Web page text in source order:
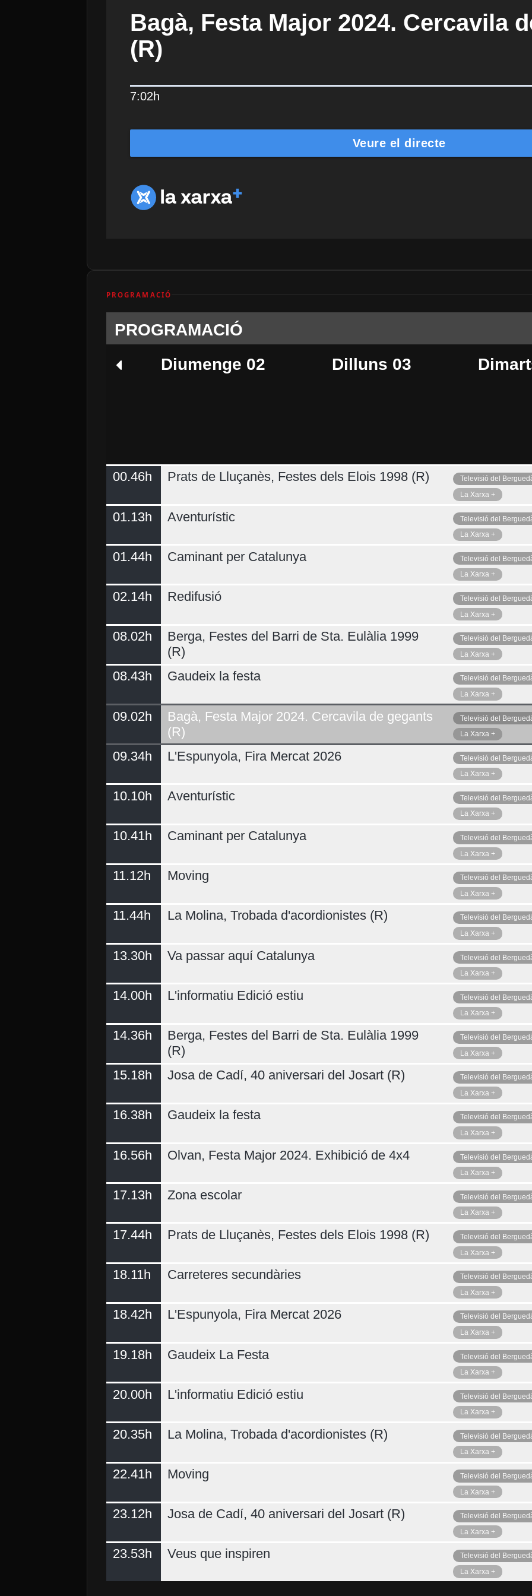
Bagà, Festa Major 2024. Cercavila
(R)
7:02h
Veure el directe
PROGRAMACIÓ
PROGRAMACIÓ
Diumenge 02
Dilluns 03
Dimecres 05 Dijous 06 Ahir
Demà
00.46h Prats de Lluçanès, Festes dels Elois 1998 (R)
Televisió del
La Xarxa +
01.13h Aventurístic
Televisió del
La Xarxa +
01.44h Caminant per Catalunya
Televisió del
La Xarxa +
02.14h Redifusió
Televisió del
La Xarxa +
08.02h
Berga, Festes del Barri de Sta. Eulàlia 1999
(R)
Televisió del
La Xarxa +
08.43h Gaudeix la festa
Televisió del
La Xarxa +
09.02h
Bagà, Festa Major 2024. Cercavila de gegants
(R)
Televisió del
La Xarxa +
09.34h L'Espunyola, Fira Mercat 2026
Televisió del
La Xarxa +
10.10h Aventurístic
Televisió del
La Xarxa +
10.41h Caminant per Catalunya
Televisió del
La Xarxa +
11.12h Moving
Televisió del
La Xarxa +
11.44h La Molina, Trobada d'acordionistes (R)
Televisió del
La Xarxa +
13.30h Va passar aquí Catalunya
Televisió del
La Xarxa +
14.00h L'informatiu Edició estiu
Televisió del
La Xarxa +
14.36h
Berga, Festes del Barri de Sta. Eulàlia 1999
(R)
Televisió del
La Xarxa +
15.18h Josa de Cadí, 40 aniversari del Josart (R)
Televisió del
La Xarxa +
16.38h Gaudeix la festa
Televisió del
La Xarxa +
16.56h Olvan, Festa Major 2024. Exhibició de 4x4
Televisió del
La Xarxa +
17.13h Zona escolar
Televisió del
La Xarxa +
17.44h Prats de Lluçanès, Festes dels Elois 1998 (R)
Televisió del
La Xarxa +
18.11h Carreteres secundàries
Televisió del
La Xarxa +
18.42h L'Espunyola, Fira Mercat 2026
Televisió del
La Xarxa +
19.18h Gaudeix La Festa
Televisió del
La Xarxa +
20.00h L'informatiu Edició estiu
Televisió del
La Xarxa +
20.35h La Molina, Trobada d'acordionistes (R)
Televisió del
La Xarxa +
22.41h Moving
Televisió del
La Xarxa +
23.12h Josa de Cadí, 40 aniversari del Josart (R)
Televisió del
La Xarxa +
23.53h Veus que inspiren
Televisió del
La Xarxa +